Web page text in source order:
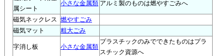
属シート
小さな金属類 アルミ製のものは燃やすごみへ
磁気ネックレス 燃やすごみ
磁気マット
粗大ごみ
字消し板 小さな金属類
プラスチックのみでできたものはプラ
スチック資源へ